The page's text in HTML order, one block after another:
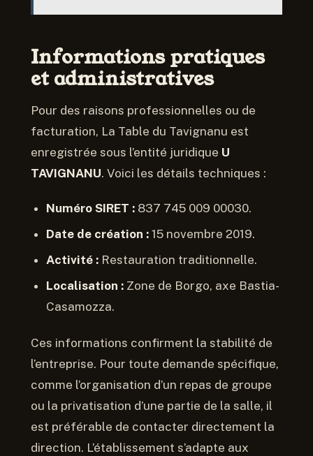
Informations pratiques
et administratives
Pour des raisons professionnelles ou de
facturation, La Table du Tavignanu est
enregistrée sous l’entité juridique U
TAVIGNANU. Voici les détails techniques :
Numéro SIRET : 837 745 009 00030.
Date de création : 15 novembre 2019.
Activité : Restauration traditionnelle.
Localisation : Zone de Borgo, axe Bastia-
Casamozza.
Ces informations confirment la stabilité de
l’entreprise. Pour toute demande spécifique,
comme l’organisation d’un repas de groupe
ou la privatisation d’une partie de la salle, il
est préférable de contacter directement la
direction. L’établissement s’adapte aux